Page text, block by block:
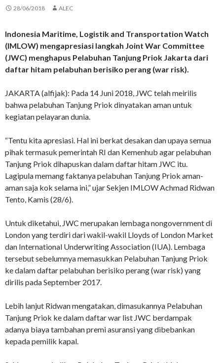
28/06/2018 ALEC
Indonesia Maritime, Logistik and Transportation Watch
(IMLOW) mengapresiasi langkah Joint War Committee
(JWC) menghapus Pelabuhan Tanjung Priok Jakarta dari
daftar hitam pelabuhan berisiko perang (war risk).
JAKARTA (alfijak): Pada 14 Juni 2018, JWC telah meirilis
bahwa pelabuhan Tanjung Priok dinyatakan aman untuk
kegiatan pelayaran dunia.
“Tentu kita apresiasi. Hal ini berkat desakan dan upaya semua
pihak termasuk pemerintah RI dan Kemenhub agar pelabuhan
Tanjung Priok dihapuskan dalam daftar hitam JWC itu.
Lagipula memang faktanya pelabuhan Tanjung Priok aman-
aman saja kok selama ini,” ujar Sekjen IMLOW Achmad Ridwan
Tento, Kamis (28/6).
Untuk diketahui, JWC merupakan lembaga nongovernment di
London yang terdiri dari wakil-wakil Lloyds of London Market
dan International Underwriting Association (IUA). Lembaga
tersebut sebelumnya memasukkan Pelabuhan Tanjung Priok
ke dalam daftar pelabuhan berisiko perang (war risk) yang
dirilis pada September 2017.
Lebih lanjut Ridwan mengatakan, dimasukannya Pelabuhan
Tanjung Priok ke dalam daftar war list JWC berdampak
adanya biaya tambahan premi asuransi yang dibebankan
kepada pemilik kapal.